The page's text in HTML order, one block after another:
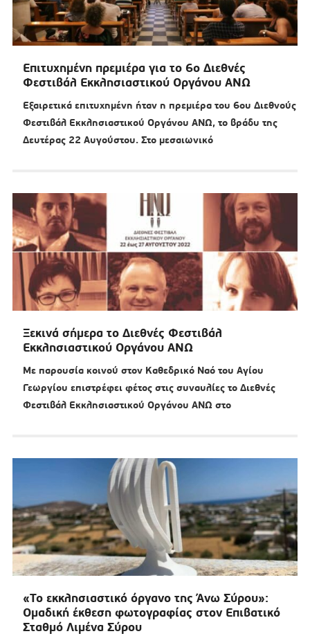
Επιτυχημένη πρεμιέρα για το 6ο Διεθνές
Φεστιβάλ Εκκλησιαστικού Οργάνου ΑΝΩ
Εξαιρετικά επιτυχημένη ήταν η πρεμιέρα του 6ου Διεθνούς
Φεστιβάλ Εκκλησιαστικού Οργάνου ΑΝΩ, το βράδυ της
Δευτέρας 22 Αυγούστου. Στο μεσαιωνικό
Ξεκινά σήμερα το Διεθνές Φεστιβάλ
Εκκλησιαστικού Οργάνου ΑΝΩ
Με παρουσία κοινού στον Καθεδρικό Ναό του Αγίου
Γεωργίου επιστρέφει φέτος στις συναυλίες το Διεθνές
Φεστιβάλ Εκκλησιαστικού Οργάνου ΑΝΩ στο
«Το εκκλησιαστικό όργανο της Άνω Σύρου»:
Ομαδική έκθεση φωτογραφίας στον Επιβατικό
Σταθμό Λιμένα Σύρου